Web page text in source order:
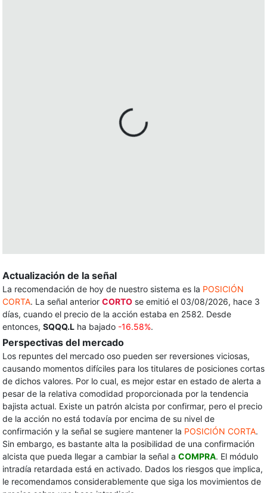
Actualización de la señal
La recomendación de hoy de nuestro sistema es la POSICIÓN
CORTA. La señal anterior CORTO se emitió el 03/08/2026, hace 3
días, cuando el precio de la acción estaba en 2582. Desde
entonces, SQQQ.L ha bajado -16.58%.
Perspectivas del mercado
Los repuntes del mercado oso pueden ser reversiones viciosas,
causando momentos difíciles para los titulares de posiciones cortas
de dichos valores. Por lo cual, es mejor estar en estado de alerta a
pesar de la relativa comodidad proporcionada por la tendencia
bajista actual. Existe un patrón alcista por confirmar, pero el precio
de la acción no está todavía por encima de su nivel de
confirmación y la señal se sugiere mantener la POSICIÓN CORTA.
Sin embargo, es bastante alta la posibilidad de una confirmación
alcista que pueda llegar a cambiar la señal a COMPRA. El módulo
intradía retardada está en activado. Dados los riesgos que implica,
le recomendamos considerablemente que siga los movimientos de